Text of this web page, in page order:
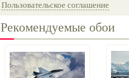
Пользовательское соглашение
Рекомендуемые обои